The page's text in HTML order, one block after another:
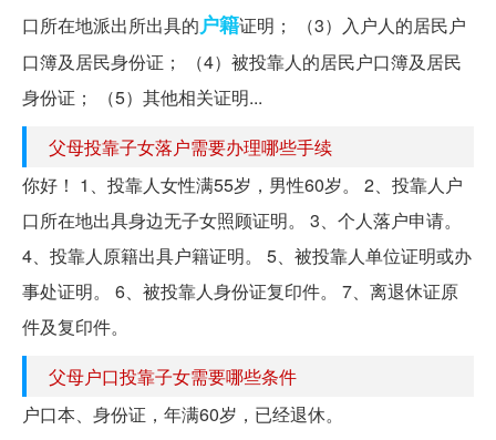
口所在地派出所出具的户籍证明； （3）入户人的居民户
口簿及居民身份证； （4）被投靠人的居民户口簿及居民
身份证； （5）其他相关证明...
父母投靠子女落户需要办理哪些手续
你好！ 1、投靠人女性满55岁，男性60岁。 2、投靠人户
口所在地出具身边无子女照顾证明。 3、个人落户申请。
4、投靠人原籍出具户籍证明。 5、被投靠人单位证明或办
事处证明。 6、被投靠人身份证复印件。 7、离退休证原
件及复印件。
父母户口投靠子女需要哪些条件
户口本、身份证，年满60岁，已经退休。